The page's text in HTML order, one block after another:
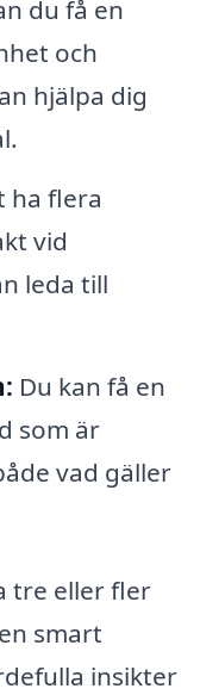
du få en
och
hjälpa dig
ha flera
vid
leda till
Du kan få en
som är
vad gäller
tre eller fler
smart
insikter